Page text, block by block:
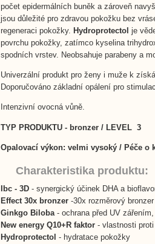
počet epidermálních buněk a zároveň
jsou důležité pro zdravou pokožku bez
regeneraci pokožky. Hydroprotectol je
povrchu pokožky, zatímco kyselina
spodních vrstev. Neobsahuje parabeny a
Univerzální produkt pro ženy i muže k
Doporučováno základní opálení pro
Intenzivní ovocná vůně.
TYP PRODUKTU - bronzer / LEVEL 3
Opalovací výkon: velmi vysoký/ Péče o
Charakteristika produktu:
Ibc - 3D- synergický účinek DHA a
Effect 30x bronzer-30x rozměrový bronzer
Ginkgo Biloba- ochrana před UV
New energy Q10+R faktor- vlastnosti proti
Hydroprotectol - hydratace pokožky